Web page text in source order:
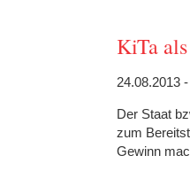
KiTa
24.08.2013
Der Staat
zum
Gewinn